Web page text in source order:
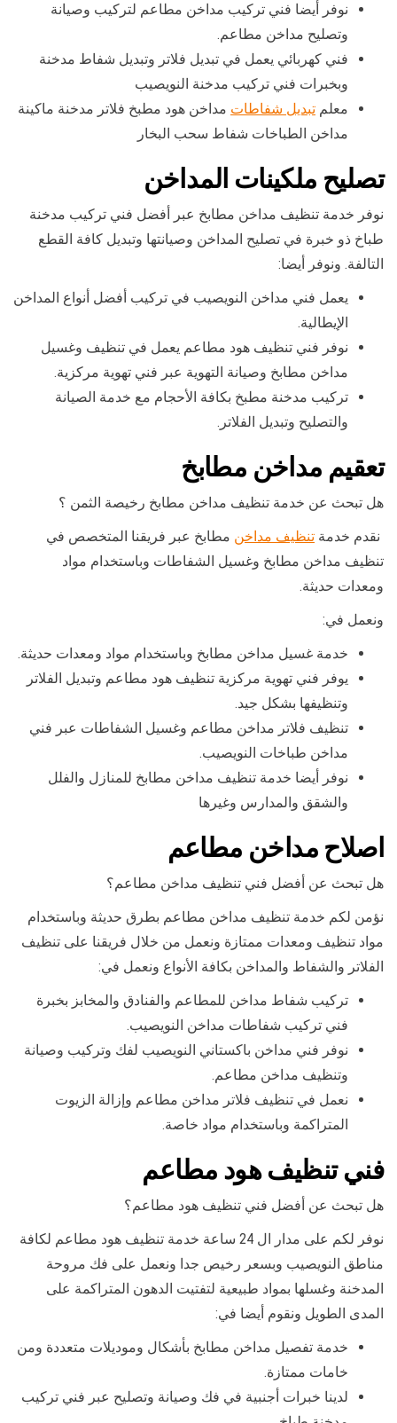
نوفر أيضا فني تركيب مداخن مطاعم لتركيب وصيانة
وتصليح مداخن مطاعم.
فني كهربائي يعمل في تبديل فلاتر وتبديل شفاط مدخنة
وبخبرات فني تركيب مدخنة النويصيب
معلم تبديل شفاطات مداخن هود مطبخ فلاتر مدخنة ماكينة
مداخن الطباخات شفاط سحب البخار
تصليح ملكينات المداخن
نوفر خدمة تنظيف مداخن مطابخ عبر أفضل فني تركيب مدخنة
طباخ ذو خبرة في تصليح المداخن وصيانتها وتبديل كافة القطع
التالفة. ونوفر أيضا:
يعمل فني مداخن النويصيب في تركيب أفضل أنواع المداخن
الإيطالية.
نوفر فني تنظيف هود مطاعم يعمل في تنظيف وغسيل
مداخن مطابخ وصيانة التهوية عبر فني تهوية مركزية.
تركيب مدخنة مطبخ بكافة الأحجام مع خدمة الصيانة
والتصليح وتبديل الفلاتر.
تعقيم مداخن مطابخ
هل تبحث عن خدمة تنظيف مداخن مطابخ رخيصة الثمن ؟
نقدم خدمة تنظيف مداخن مطابخ عبر فريقنا المتخصص في
تنظيف مداخن مطابخ وغسيل الشفاطات وباستخدام مواد
ومعدات حديثة.
ونعمل في:
خدمة غسيل مداخن مطابخ وباستخدام مواد ومعدات حديثة.
يوفر فني تهوية مركزية تنظيف هود مطاعم وتبديل الفلاتر
وتنظيفها بشكل جيد.
تنظيف فلاتر مداخن مطاعم وغسيل الشفاطات عبر فني
مداخن طباخات النويصيب.
نوفر أيضا خدمة تنظيف مداخن مطابخ للمنازل والفلل
والشقق والمدارس وغيرها
اصلاح مداخن مطاعم
هل تبحث عن أفضل فني تنظيف مداخن مطاعم؟
نؤمن لكم خدمة تنظيف مداخن مطاعم بطرق حديثة وباستخدام
مواد تنظيف ومعدات ممتازة ونعمل من خلال فريقنا على تنظيف
الفلاتر والشفاط والمداخن بكافة الأنواع ونعمل في:
تركيب شفاط مداخن للمطاعم والفنادق والمخابز بخبرة
فني تركيب شفاطات مداخن النويصيب.
نوفر فني مداخن باكستاني النويصيب لفك وتركيب وصيانة
وتنظيف مداخن مطاعم.
نعمل في تنظيف فلاتر مداخن مطاعم وإزالة الزيوت
المتراكمة وباستخدام مواد خاصة.
فني تنظيف هود مطاعم
هل تبحث عن أفضل فني تنظيف هود مطاعم؟
نوفر لكم على مدار ال 24 ساعة خدمة تنظيف هود مطاعم لكافة
مناطق النويصيب وبسعر رخيص جدا ونعمل على فك مروحة
المدخنة وغسلها بمواد طبيعية لتفتيت الدهون المتراكمة على
المدى الطويل ونقوم أيضا في:
خدمة تفصيل مداخن مطابخ بأشكال وموديلات متعددة ومن
خامات ممتازة.
لدينا خبرات أجنبية في فك وصيانة وتصليح عبر فني تركيب